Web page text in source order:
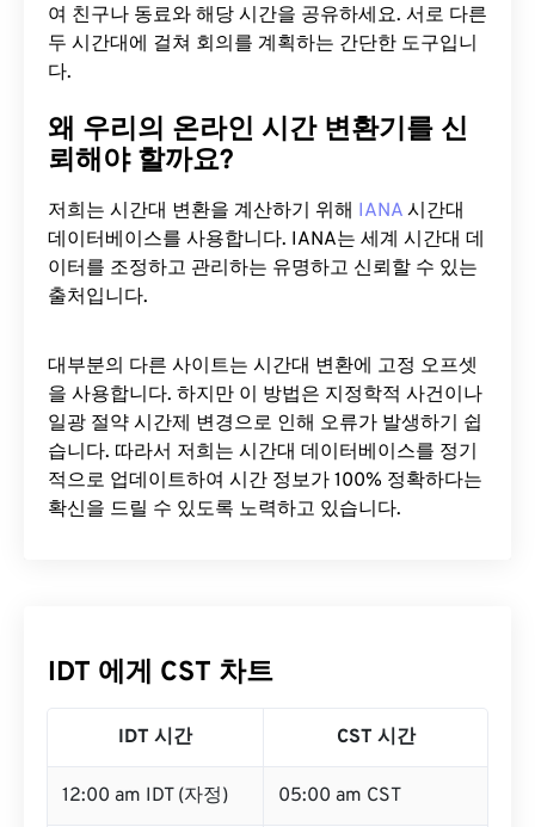
여 친구나 동료와 해당 시간을 공유하세요. 서로 다른
두 시간대에 걸쳐 회의를 계획하는 간단한 도구입니
다.
왜 우리의 온라인 시간 변환기를 신
뢰해야 할까요?
저희는 시간대 변환을 계산하기 위해 IANA 시간대
데이터베이스를 사용합니다. IANA는 세계 시간대 데
이터를 조정하고 관리하는 유명하고 신뢰할 수 있는
출처입니다.
대부분의 다른 사이트는 시간대 변환에 ​​고정 오프셋
을 사용합니다. 하지만 이 방법은 지정학적 사건이나
일광 절약 시간제 변경으로 인해 오류가 발생하기 쉽
습니다. 따라서 저희는 시간대 데이터베이스를 정기
적으로 업데이트하여 시간 정보가 100% 정확하다는
확신을 드릴 수 있도록 노력하고 있습니다.
IDT 에게 CST 차트
IDT 시간 CST 시간
12:00 am IDT (자정) 05:00 am CST